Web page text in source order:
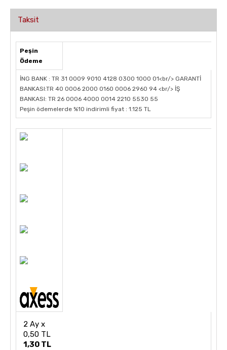
Taksit
Peşin
Ödeme
İNG BANK : TR 31 0009 9010 4128 0300 1000 01<br/> GARANTİ
BANKASI:TR 40 0006 2000 0160 0006 2960 94 <br/> İŞ
BANKASI: TR 26 0006 4000 0014 2210 5530 55
Peşin ödemelerde %10 indirimli fiyat : 1.125 TL
2 Ay x
0,50 TL
1,30 TL